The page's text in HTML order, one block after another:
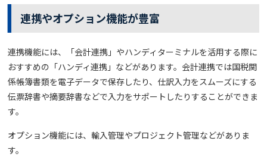
連携やオプション機能が豊富
連携機能には、「会計連携」やハンディターミナルを活用する際に
おすすめの「ハンディ連携」などがあります。会計連携では国税関
係帳簿書類を電子データで保存したり、仕訳入力をスムーズにする
伝票辞書や摘要辞書などで入力をサポートしたりすることができま
す。
オプション機能には、輸入管理やプロジェクト管理などがありま
す。